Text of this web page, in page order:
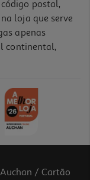
postal,
loja que serve
apenas
continental,
/ Cartão